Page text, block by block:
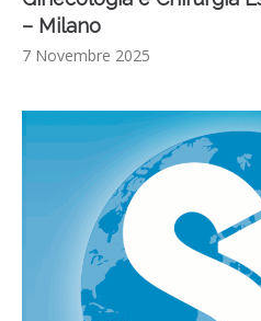
– Milano
7 Novembre 2025